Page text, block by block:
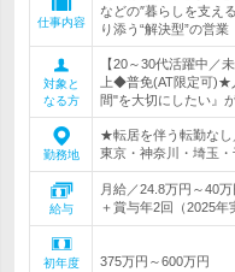
仕事内容
などの″暮らしを支え
り添う“解決型”の営業
対象と
なる方
【20～30代活躍中／
上◆普免(AT限定可)★
間"を大切にしたい』
勤務地
★転居を伴う転勤な
東京・神奈川・埼玉
給与
月給／24.8万円～40
＋賞与年2回（2025
初年度
375万円～600万円